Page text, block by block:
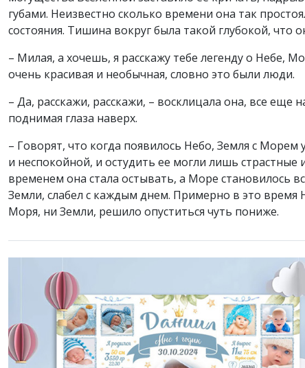
губами. Неизвестно сколько времени она так
состояния. Тишина вокруг была такой глубокой, что
– Милая, а хочешь, я расскажу тебе легенду о Небе,
очень красивая и необычная, словно это были люди.
– Да, расскажи, расскажи, – восклицала она, все
поднимая глаза наверх.
– Говорят, что когда появилось Небо, Земля с
и неспокойной, и остудить ее могли лишь
временем она стала остывать, а Море становилось
Земли, слабел с каждым днем. Примерно в это
Моря, ни Земли, решило опуститься чуть пониже.